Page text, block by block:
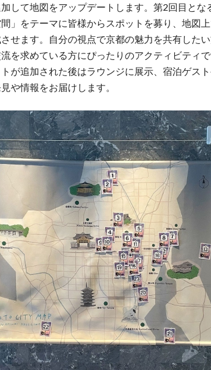
して地図をアップデートします。第2回目とな
」をテーマに皆様からスポットを募り、地図
せます。自分の視点で京都の魅力を共有した
を求めている方にぴったりのアクティビティ
が追加された後はラウンジに展示、宿泊ゲス
や情報をお届けします。